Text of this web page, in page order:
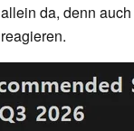
allein da, denn
reagieren.